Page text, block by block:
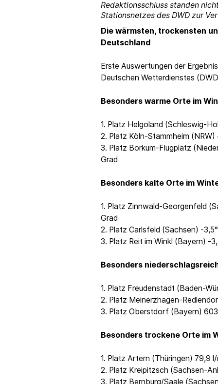
Redaktionsschluss standen
Stationsnetzes des DWD zur
Die wärmsten, trockensten
Deutschland
Erste Auswertungen der
Deutschen Wetterdienstes
Besonders warme Orte im
1. Platz Helgoland (Schleswig-
2. Platz Köln-Stammheim (NRW)
3. Platz Borkum-Flugplatz
Grad
Besonders kalte Orte im
1. Platz Zinnwald-Georgenfeld
Grad
2. Platz Carlsfeld (Sachsen) -
3. Platz Reit im Winkl (Bayern) -
Besonders
1. Platz Freudenstadt (Baden-
2. Platz Meinerzhagen-
3. Platz Oberstdorf (Bayern)
Besonders trockene Orte im
1. Platz Artern (Thüringen) 79,9
2. Platz Kreipitzsch (Sachsen-
3. Platz Bernburg/Saale